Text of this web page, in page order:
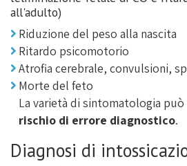
all'adulto)
Riduzione del peso alla nascita
Ritardo psicomotorio
Atrofia cerebrale, convulsioni,
Morte del feto
La varietà di sintomatologia può
rischio di errore diagnostico.
Diagnosi di